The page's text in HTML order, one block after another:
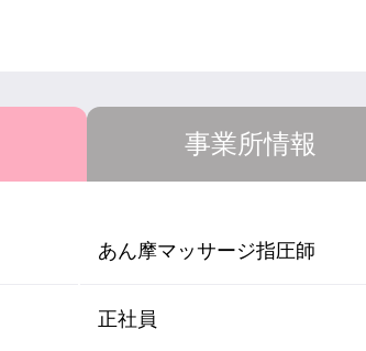
事業所情報
あん摩マッサージ指圧師
正社員